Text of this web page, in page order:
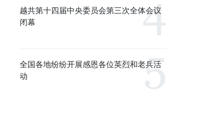
越共第十四届中央委员会第三次全体会议
闭幕
全国各地纷纷开展感恩各位英烈和老兵活
动